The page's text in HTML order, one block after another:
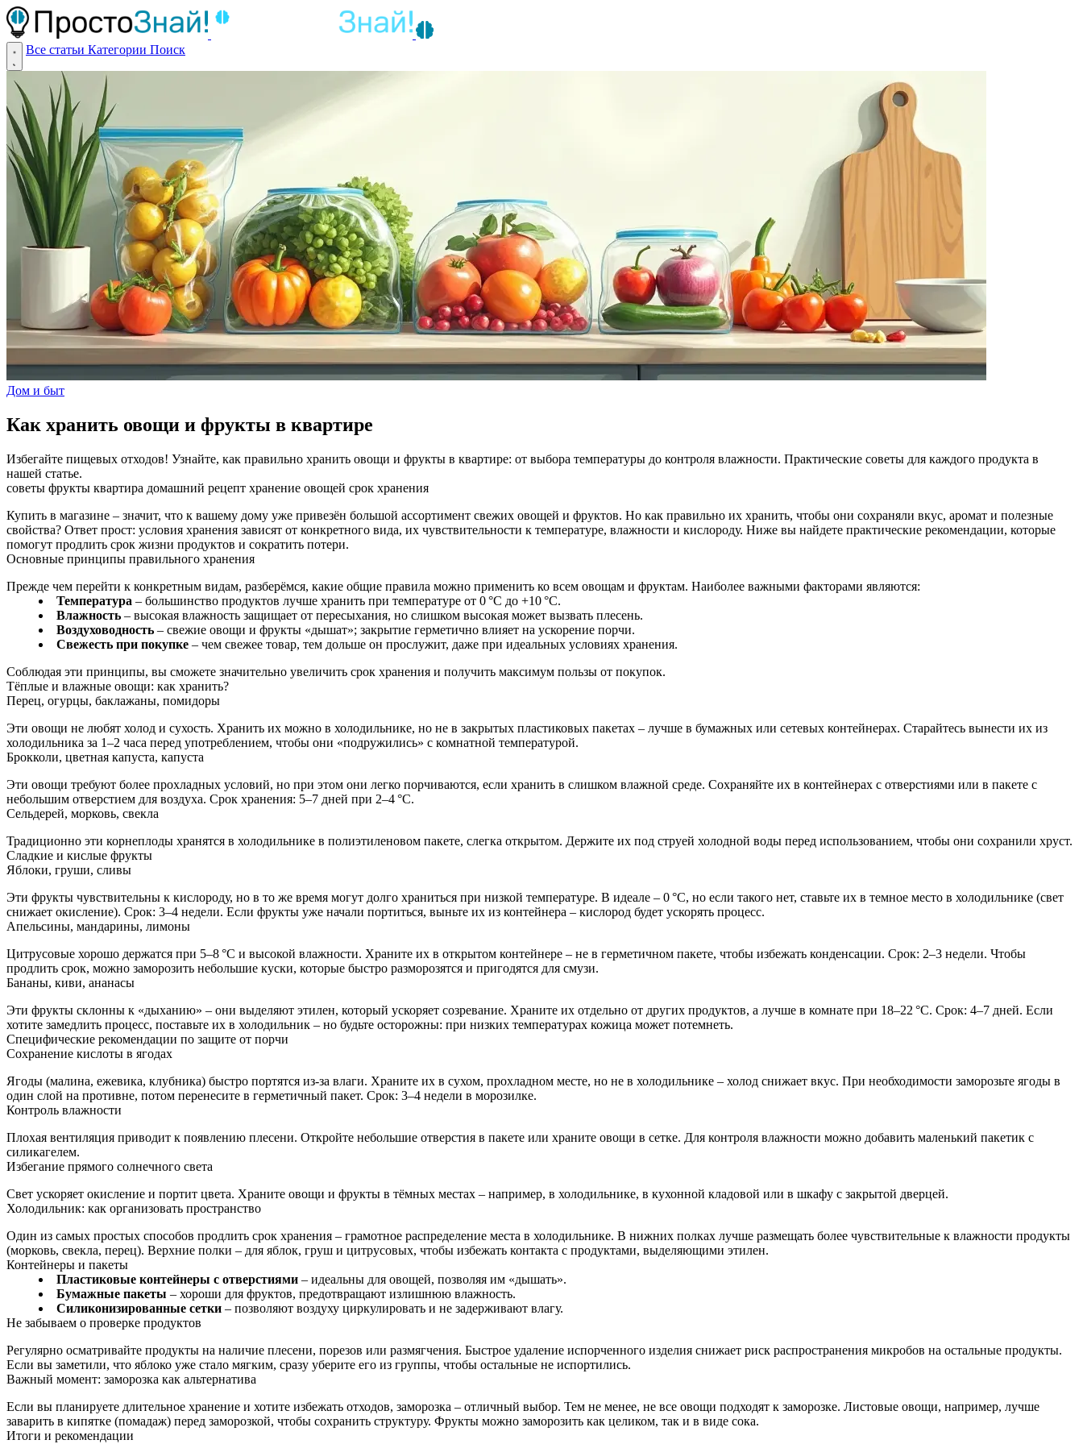
Все статьи Категории Поиск
Дом и быт
Как хранить овощи и фрукты в квартире
Избегайте пищевых отходов! Узнайте, как правильно хранить овощи и фрукты в квартире: от выбора температуры до контроля влажности. Практические советы для каждого продукта в
нашей статье.
советы фрукты квартира домашний рецепт хранение овощей срок хранения
Купить в магазине – значит, что к вашему дому уже привезён большой ассортимент свежих овощей и фруктов. Но как правильно их хранить, чтобы они сохраняли вкус, аромат и полезные
свойства? Ответ прост: условия хранения зависят от конкретного вида, их чувствительности к температуре, влажности и кислороду. Ниже вы найдете практические рекомендации, которые
помогут продлить срок жизни продуктов и сократить потери.
Основные принципы правильного хранения
Прежде чем перейти к конкретным видам, разберёмся, какие общие правила можно применить ко всем овощам и фруктам. Наиболее важными факторами являются:
Температура – большинство продуктов лучше хранить при температуре от 0 °C до +10 °C.
Влажность – высокая влажность защищает от пересыхания, но слишком высокая может вызвать плесень.
Воздуховодность – свежие овощи и фрукты «дышат»; закрытие герметично влияет на ускорение порчи.
Свежесть при покупке – чем свежее товар, тем дольше он прослужит, даже при идеальных условиях хранения.
Соблюдая эти принципы, вы сможете значительно увеличить срок хранения и получить максимум пользы от покупок.
Тёплые и влажные овощи: как хранить?
Перец, огурцы, баклажаны, помидоры
Эти овощи не любят холод и сухость. Хранить их можно в холодильнике, но не в закрытых пластиковых пакетах – лучше в бумажных или сетевых контейнерах. Старайтесь вынести их из
холодильника за 1–2 часа перед употреблением, чтобы они «подружились» с комнатной температурой.
Брокколи, цветная капуста, капуста
Эти овощи требуют более прохладных условий, но при этом они легко порчиваются, если хранить в слишком влажной среде. Сохраняйте их в контейнерах с отверстиями или в пакете с
небольшим отверстием для воздуха. Срок хранения: 5–7 дней при 2–4 °C.
Сельдерей, морковь, свекла
Традиционно эти корнеплоды хранятся в холодильнике в полиэтиленовом пакете, слегка открытом. Держите их под струей холодной воды перед использованием, чтобы они сохранили хруст.
Сладкие и кислые фрукты
Яблоки, груши, сливы
Эти фрукты чувствительны к кислороду, но в то же время могут долго храниться при низкой температуре. В идеале – 0 °C, но если такого нет, ставьте их в темное место в холодильнике (свет
снижает окисление). Срок: 3–4 недели. Если фрукты уже начали портиться, выньте их из контейнера – кислород будет ускорять процесс.
Апельсины, мандарины, лимоны
Цитрусовые хорошо держатся при 5–8 °C и высокой влажности. Храните их в открытом контейнере – не в герметичном пакете, чтобы избежать конденсации. Срок: 2–3 недели. Чтобы
продлить срок, можно заморозить небольшие куски, которые быстро разморозятся и пригодятся для смузи.
Бананы, киви, ананасы
Эти фрукты склонны к «дыханию» – они выделяют этилен, который ускоряет созревание. Храните их отдельно от других продуктов, а лучше в комнате при 18–22 °C. Срок: 4–7 дней. Если
хотите замедлить процесс, поставьте их в холодильник – но будьте осторожны: при низких температурах кожица может потемнеть.
Специфические рекомендации по защите от порчи
Сохранение кислоты в ягодах
Ягоды (малина, ежевика, клубника) быстро портятся из‑за влаги. Храните их в сухом, прохладном месте, но не в холодильнике – холод снижает вкус. При необходимости заморозьте ягоды в
один слой на противне, потом перенесите в герметичный пакет. Срок: 3–4 недели в морозилке.
Контроль влажности
Плохая вентиляция приводит к появлению плесени. Откройте небольшие отверстия в пакете или храните овощи в сетке. Для контроля влажности можно добавить маленький пакетик с
силикагелем.
Избегание прямого солнечного света
Свет ускоряет окисление и портит цвета. Храните овощи и фрукты в тёмных местах – например, в холодильнике, в кухонной кладовой или в шкафу с закрытой дверцей.
Холодильник: как организовать пространство
Один из самых простых способов продлить срок хранения – грамотное распределение места в холодильнике. В нижних полках лучше размещать более чувствительные к влажности продукты
(морковь, свекла, перец). Верхние полки – для яблок, груш и цитрусовых, чтобы избежать контакта с продуктами, выделяющими этилен.
Контейнеры и пакеты
Пластиковые контейнеры с отверстиями – идеальны для овощей, позволяя им «дышать».
Бумажные пакеты – хороши для фруктов, предотвращают излишнюю влажность.
Силиконизированные сетки – позволяют воздуху циркулировать и не задерживают влагу.
Не забываем о проверке продуктов
Регулярно осматривайте продукты на наличие плесени, порезов или размягчения. Быстрое удаление испорченного изделия снижает риск распространения микробов на остальные продукты.
Если вы заметили, что яблоко уже стало мягким, сразу уберите его из группы, чтобы остальные не испортились.
Важный момент: заморозка как альтернатива
Если вы планируете длительное хранение и хотите избежать отходов, заморозка – отличный выбор. Тем не менее, не все овощи подходят к заморозке. Листовые овощи, например, лучше
заварить в кипятке (помадаж) перед заморозкой, чтобы сохранить структуру. Фрукты можно заморозить как целиком, так и в виде сока.
Итоги и рекомендации